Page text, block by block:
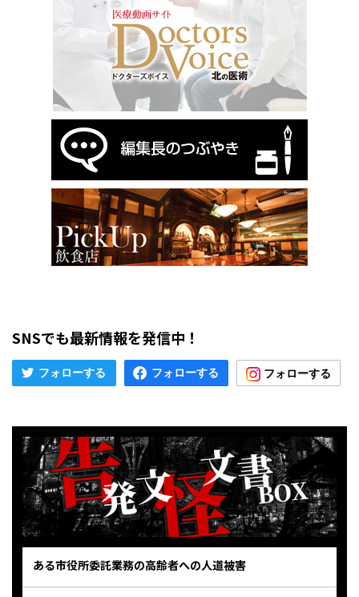
SNSでも最新情報を発信中！
ある市役所委託業務の高齢者への人道被害